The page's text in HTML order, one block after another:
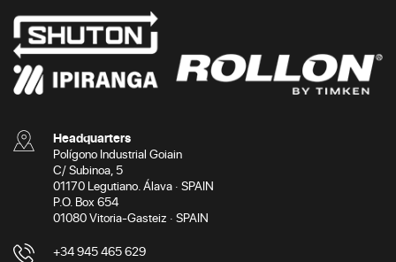
Headquarters
Polígono Industrial Goiain
C/ Subinoa, 5
01170 Legutiano. Álava · SPAIN
P.O. Box 654
01080 Vitoria-Gasteiz · SPAIN
+34 945 465 629